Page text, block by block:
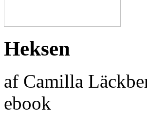
Heksen
af Camilla
ebook